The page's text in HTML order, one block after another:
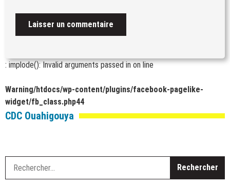
: implode(): Invalid arguments passed inon line
Warning/htdocs/wp-content/plugins/facebook-pagelike-
widget/fb_class.php44
CDC Ouahigouya